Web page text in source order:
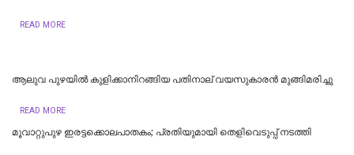
READ MORE
ആലുവ പുഴയിൽ കുളിക്കാനിറങ്ങിയ പതിനാല് വയസുകാരൻ മുങ്ങിമരിച്ചു
READ MORE
മൂവാറ്റുപുഴ ഇരട്ടക്കൊലപാതകം; പ്രതിയുമായി തെളിവെടുപ്പ് നടത്തി